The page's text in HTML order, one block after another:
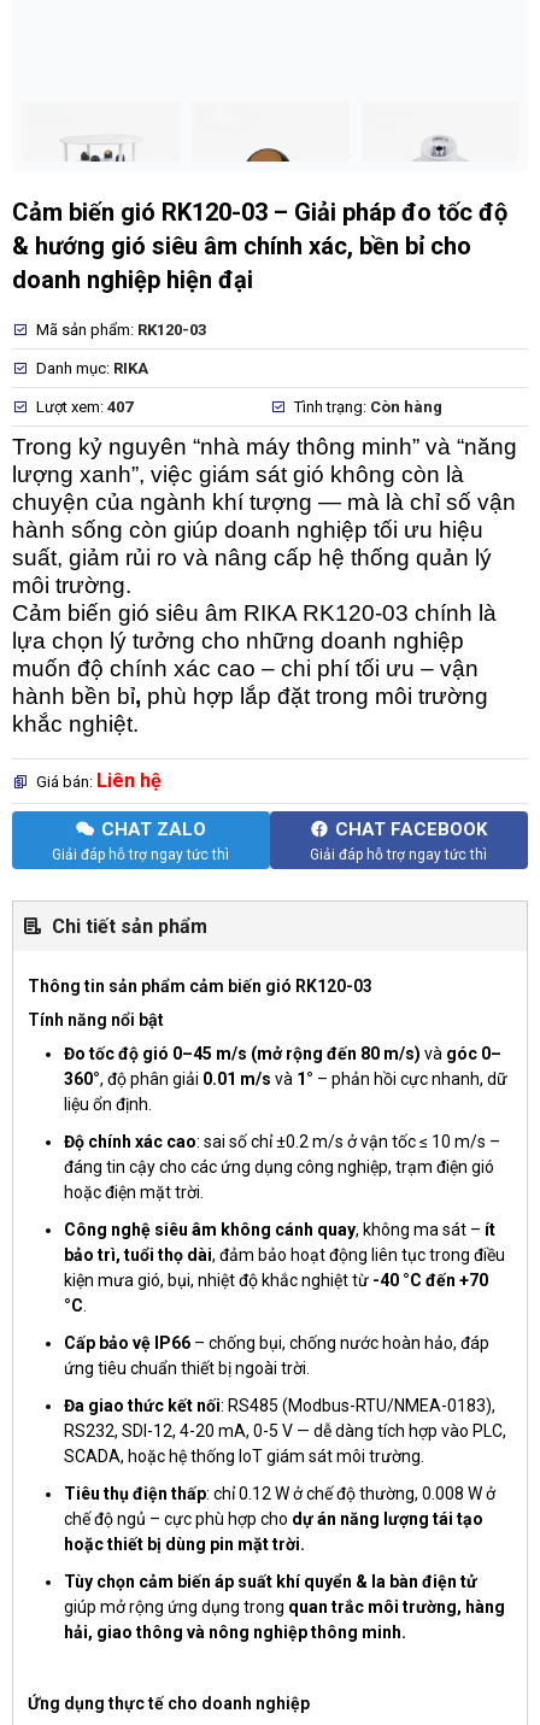
Cảm biến gió RK120-03 – Giải pháp đo tốc độ
& hướng gió siêu âm chính xác, bền bỉ cho
doanh nghiệp hiện đại
Mã sản phẩm: RK120-03
Danh mục: RIKA
Lượt xem: 407 Tình trạng: Còn hàng
Trong kỷ nguyên “nhà máy thông minh” và “năng
lượng xanh”, việc giám sát gió không còn là
chuyện của ngành khí tượng — mà là chỉ số vận
hành sống còn giúp doanh nghiệp tối ưu hiệu
suất, giảm rủi ro và nâng cấp hệ thống quản lý
môi trường.
Cảm biến gió siêu âm RIKA RK120-03 chính là
lựa chọn lý tưởng cho những doanh nghiệp
muốn độ chính xác cao – chi phí tối ưu – vận
hành bền bỉ, phù hợp lắp đặt trong môi trường
khắc nghiệt.
Giá bán: Liên hệ
CHAT ZALO
Giải đáp hỗ trợ ngay tức thì
CHAT FACEBOOK
Giải đáp hỗ trợ ngay tức thì
Chi tiết sản phẩm
Thông tin sản phẩm cảm biến gió RK120-03
Tính năng nổi bật
Đo tốc độ gió 0–45 m/s (mở rộng đến 80 m/s) và góc 0–
360°, độ phân giải 0.01 m/s và 1° – phản hồi cực nhanh, dữ
liệu ổn định.
Độ chính xác cao: sai số chỉ ±0.2 m/s ở vận tốc ≤ 10 m/s –
đáng tin cậy cho các ứng dụng công nghiệp, trạm điện gió
hoặc điện mặt trời.
Công nghệ siêu âm không cánh quay, không ma sát – ít
bảo trì, tuổi thọ dài, đảm bảo hoạt động liên tục trong điều
kiện mưa gió, bụi, nhiệt độ khắc nghiệt từ -40 °C đến +70
°C
Cấp bảo vệ IP66 – chống bụi, chống nước hoàn hảo, đáp
ứng tiêu chuẩn thiết bị ngoài trời.
Đa giao thức kết nối: RS485 (Modbus-RTU/NMEA-0183),
RS232, SDI-12, 4-20 mA, 0-5 V — dễ dàng tích hợp vào PLC,
SCADA, hoặc hệ thống IoT giám sát môi trường.
Tiêu thụ điện thấp: chỉ 0.12 W ở chế độ thường, 0.008 W ở
chế độ ngủ – cực phù hợp cho dự án năng lượng tái tạo
hoặc thiết bị dùng pin mặt trời.
Tùy chọn cảm biến áp suất khí quyển & la bàn điện tử
giúp mở rộng ứng dụng trong quan trắc môi trường, hàng
hải, giao thông và nông nghiệp thông minh.
Ứng dụng thực tế cho doanh nghiệp